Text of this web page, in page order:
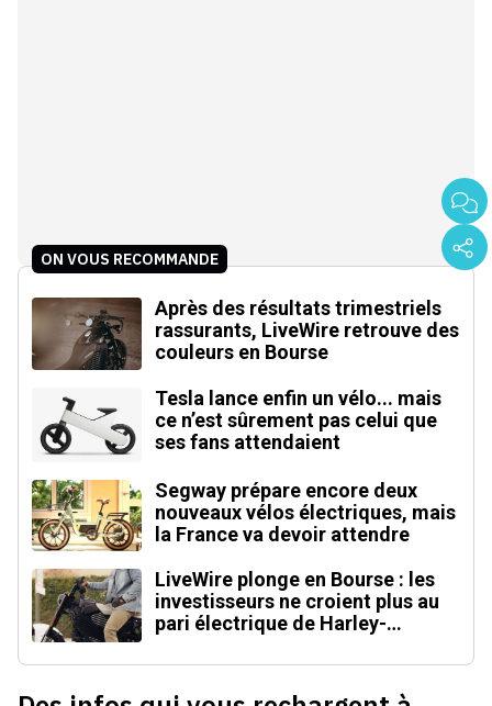
ON VOUS RECOMMANDE
Après des résultats trimestriels
rassurants, LiveWire retrouve des
couleurs en Bourse
Tesla lance enfin un vélo... mais
ce n’est sûrement pas celui que
ses fans attendaient
Segway prépare encore deux
nouveaux vélos électriques, mais
la France va devoir attendre
LiveWire plonge en Bourse : les
investisseurs ne croient plus au
pari électrique de Harley-